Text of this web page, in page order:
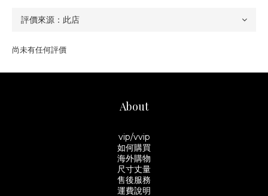
尚未有任何評價
About
vip/vvip
如何購買
海外購物
尺寸丈量
售後服務
運費說明